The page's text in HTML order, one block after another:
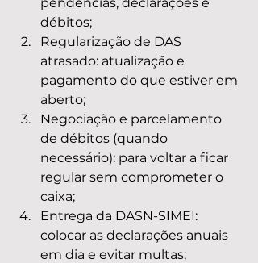
débitos;
Regularização de DAS
atrasado: atualização e
pagamento do que estiver em
aberto;
Negociação e parcelamento
de débitos (quando
necessário): para voltar a ficar
regular sem comprometer o
caixa;
Entrega da DASN-SIMEI:
colocar as declarações anuais
em dia e evitar multas;